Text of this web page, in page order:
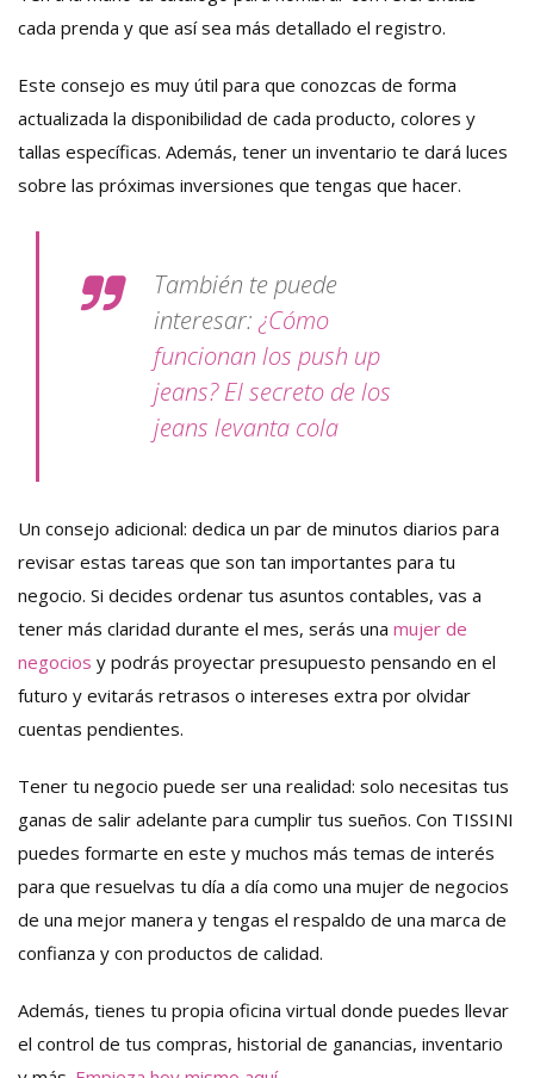
cada prenda y que así sea más detallado el registro.
Este consejo es muy útil para que conozcas de forma
actualizada la disponibilidad de cada producto, colores y
tallas específicas. Además, tener un inventario te dará luces
sobre las próximas inversiones que tengas que hacer.
También te puede
interesar: ¿Cómo
funcionan los push up
jeans? El secreto de los
jeans levanta cola
Un consejo adicional: dedica un par de minutos diarios para
revisar estas tareas que son tan importantes para tu
negocio. Si decides ordenar tus asuntos contables, vas a
tener más claridad durante el mes, serás una mujer de
negocios y podrás proyectar presupuesto pensando en el
futuro y evitarás retrasos o intereses extra por olvidar
cuentas pendientes.
Tener tu negocio puede ser una realidad: solo necesitas tus
ganas de salir adelante para cumplir tus sueños. Con TISSINI
puedes formarte en este y muchos más temas de interés
para que resuelvas tu día a día como una mujer de negocios
de una mejor manera y tengas el respaldo de una marca de
confianza y con productos de calidad.
Además, tienes tu propia oficina virtual donde puedes llevar
el control de tus compras, historial de ganancias, inventario